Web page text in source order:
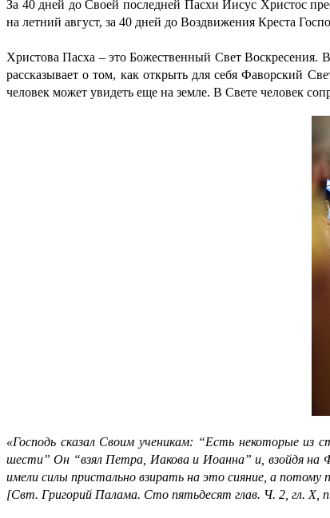
За 40 дней до Своей последней Пасхи Иисус Христос
на летний август, за 40 дней до Воздвижения Креста
Христова Пасха – это Божественный Свет Воскресения.
рассказывает о том, как открыть для себя Фаворский
человек может увидеть еще на земле. В Свете человек
«Господь сказал Своим ученикам: “Есть некоторые
шести” Он “взял Петра, Иакова и Иоанна” и, взойдя на
имели силы пристально взирать на это сияние, а
[Свт. Григорий Палама. Сто пятьдесят глав. Ч. 2, гл. Х,